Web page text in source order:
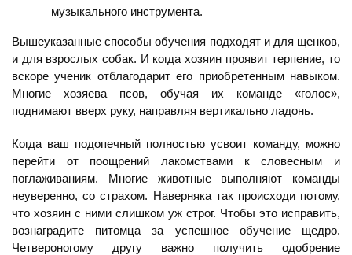
музыкального инструмента.
Вышеуказанные способы обучения подходят и для щенков,
и для взрослых собак. И когда хозяин проявит терпение, то
вскоре ученик отблагодарит его приобретенным навыком.
Многие хозяева псов, обучая их команде «голос»,
поднимают вверх руку, направляя вертикально ладонь.
Когда ваш подопечный полностью усвоит команду, можно
перейти от поощрений лакомствами к словесным и
поглаживаниям. Многие животные выполняют команды
неуверенно, со страхом. Наверняка так происходи потому,
что хозяин с ними слишком уж строг. Чтобы это исправить,
вознаградите питомца за успешное обучение щедро.
Четвероногому другу важно получить одобрение